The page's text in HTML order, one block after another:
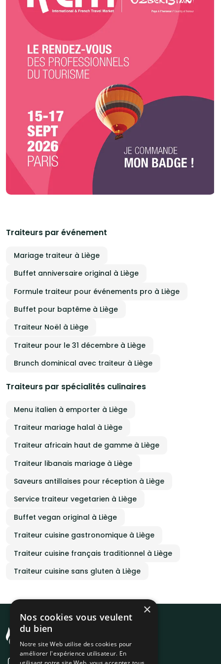
Traiteurs par événement
Mariage traiteur à Liège
Buffet anniversaire original à Liège
Formule traiteur pour événements pro à Liège
Buffet pour baptême à Liège
Traiteur Noël à Liège
Traiteur pour le 31 décembre à Liège
Brunch dominical avec traiteur à Liège
Traiteurs par spécialités culinaires
Menu italien à emporter à Liège
Traiteur mariage halal à Liège
Traiteur africain haut de gamme à Liège
Traiteur libanais mariage à Liège
Saveurs antillaises pour réception à Liège
Service traiteur vegetarien à Liège
Buffet vegan original à Liège
Traiteur cuisine gastronomique à Liège
Traiteur cuisine français traditionnel à Liège
Traiteur cuisine sans gluten à Liège
×
Nos cookies vous veulent
du bien
Notre site Web utilise des cookies pour
améliorer l'expérience utilisateur. En